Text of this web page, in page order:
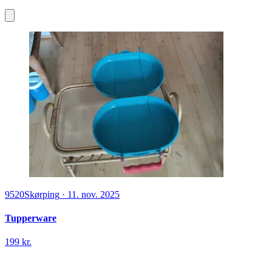
9520Skørping · 11. nov. 2025
Tupperware
199 kr.